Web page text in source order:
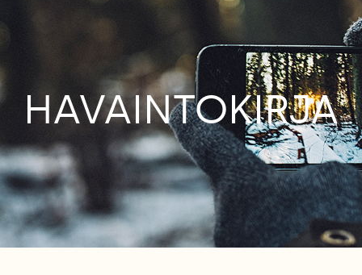
HAVAINTOKIRJA